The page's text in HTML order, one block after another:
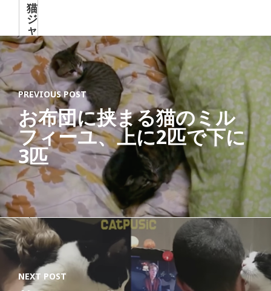
猫
ジ
ャ
ー
ナ
リ
ス
ト
「
す
べ
て
の
猫
と
、
猫
を
愛
す
る
べ
PREVIOUS POST
お布団に挟まる猫のミル
フィーユ、上に2匹で下に
3匹
NEXT POST